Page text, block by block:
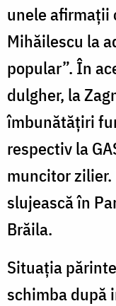
unele afirmații
Mihăilescu la
popular”. În
dulgher, la
îmbunătățiri
respectiv la
muncitor
slujească în
Brăila.
Situația
schimba după